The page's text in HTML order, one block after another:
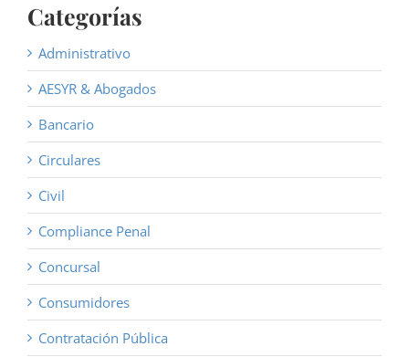
Categorías
Administrativo
AESYR & Abogados
Bancario
Circulares
Civil
Compliance Penal
Concursal
Consumidores
Contratación Pública